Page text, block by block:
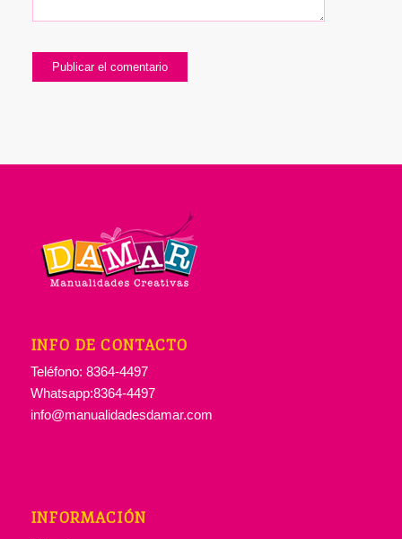
INFO DE CONTACTO
Teléfono: 8364-4497
Whatsapp:8364-4497
info@manualidadesdamar.com
INFORMACIÓN